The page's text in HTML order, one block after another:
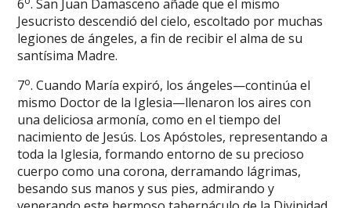
6 . San Juan Damasceno añade que el mismo
Jesucristo descendió del cielo, escoltado por muchas
legiones de ángeles, a fin de recibir el alma de su
santísima Madre.
7o. Cuando María expiró, los ángeles—continúa el
mismo Doctor de la Iglesia—llenaron los aires con
una deliciosa armonía, como en el tiempo del
nacimiento de Jesús. Los Apóstoles, representando a
toda la Iglesia, formando entorno de su precioso
cuerpo como una corona, derramando lágrimas,
besando sus manos y sus pies, admirando y